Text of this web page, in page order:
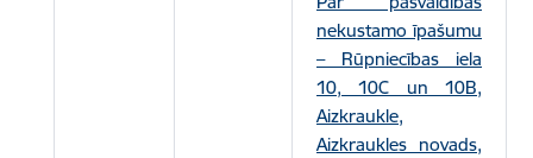
nekustamo īpašumu
– Rūpniecības iela
10, 10C un 10B,
Aizkraukle,
Aizkraukles novads,